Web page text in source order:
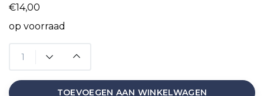
€14,00
op voorraad
TOEVOEGEN AAN WINKELWAGEN